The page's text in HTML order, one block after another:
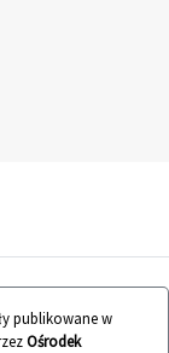
publikowane w
Ośrodek